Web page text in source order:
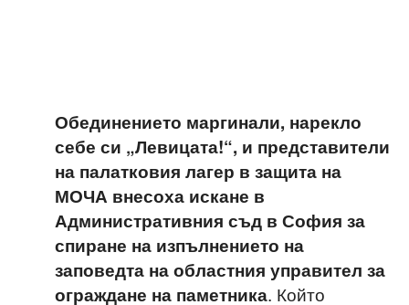
Обединението маргинали, нарекло
себе си „Левицата!“, и представители
на палатковия лагер в защита на
МОЧА внесоха искане в
Административния съд в София за
спиране на изпълнението на
заповедта на областния управител за
ограждане на паметника. Който